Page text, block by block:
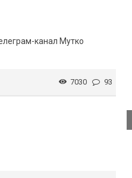
канал Мутко
7030 93